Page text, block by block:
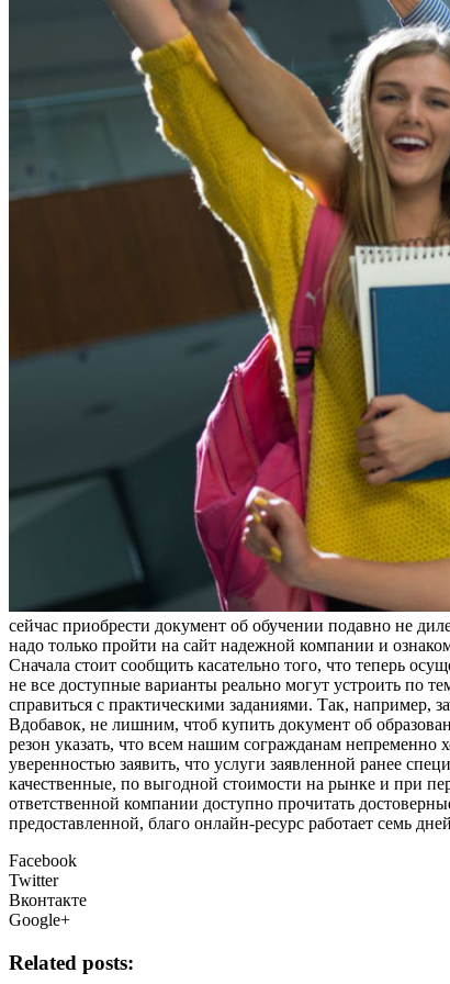
сeйчaс приобрести документ об обучении подавно не
надо только пройти на сайт надежной компании и
Сначала стоит сообщить касательно того, что теперь
не все доступные варианты реально могут устроить по
справиться с практическими заданиями. Так, например,
Вдобавок, не лишним, чтоб купить документ об
резон указать, что всем нашим согражданам
уверенностью заявить, что услуги заявленной ранее
качественные, по выгодной стоимости на рынке и при
ответственной компании доступно прочитать
предоставленной, благо онлайн-ресурс работает семь
Facebook
Twitter
Вконтакте
Google+
Related posts: